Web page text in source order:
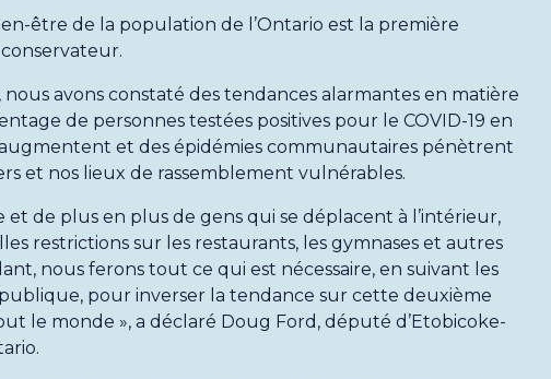
être de la population de l’Ontario est la première
nous avons constaté des tendances alarmantes en matière
de personnes testées positives pour le COVID-19 en
augmentent et des épidémies communautaires pénètrent
et nos lieux de rassemblement vulnérables.
de plus en plus de gens qui se déplacent à l’intérieur,
restrictions sur les restaurants, les gymnases et autres
nous ferons tout ce qui est nécessaire, en suivant les
pour inverser la tendance sur cette deuxième
le monde », a déclaré Doug Ford, député d’Etobicoke-